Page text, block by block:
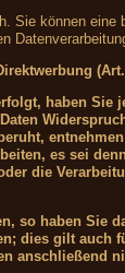
Sie können
(Art.
haben
es sei
die
so haben Sie
dies gilt
anschließend